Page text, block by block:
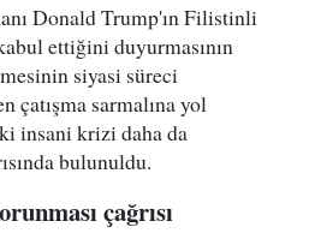
Donald Trump'ın Filistinli
ettiğini duyurmasının
siyasi süreci
çatışma sarmalına yol
insani krizi daha da
bulunuldu.
çağrısı